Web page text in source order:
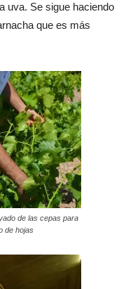
uva. Se sigue haciendo
que es más
de las cepas para
de hojas